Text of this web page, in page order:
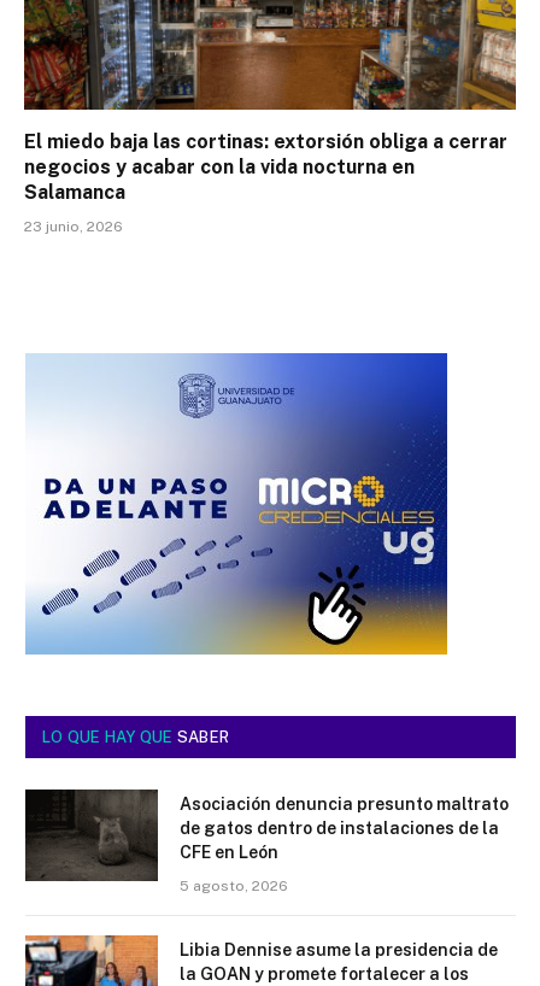
El miedo baja las cortinas: extorsión obliga a cerrar
negocios y acabar con la vida nocturna en
Salamanca
23 junio, 2026
LO QUE HAY QUE SABER
Asociación denuncia presunto maltrato
de gatos dentro de instalaciones de la
CFE en León
5 agosto, 2026
Libia Dennise asume la presidencia de
la GOAN y promete fortalecer a los